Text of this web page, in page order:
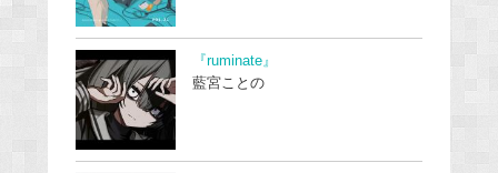
『ruminate』
藍宮ことの